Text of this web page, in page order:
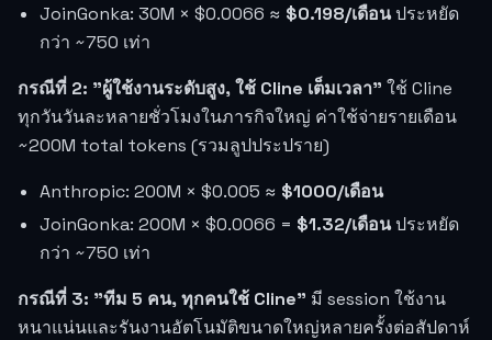
JoinGonka: 30M × $0.0066 ≈ $0.198/เดือนประหยัด
กว่า ~750 เท่า
กรณีที่ 2: "ผู้ใช้งานระดับสูง, ใช้ Cline เต็มเวลา" ใช้ Cline
ทุกวันวันละหลายชั่วโมงในภารกิจใหญ่ ค่าใช้จ่ายรายเดือน
~200M total tokens (รวมลูปประปราย)
Anthropic: 200M × $0.005 ≈ $1000/เดือน
JoinGonka: 200M × $0.0066 = $1.32/เดือนประหยัด
กว่า ~750 เท่า
กรณีที่ 3: "ทีม 5 คน, ทุกคนใช้ Cline" มี session ใช้งาน
หนาแน่นและรันงานอัตโนมัติขนาดใหญ่หลายครั้งต่อสัปดาห์